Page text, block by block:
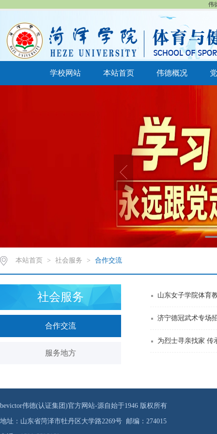
伟
学校网站 本站首页 伟德概况
本站首页 > 社会服务 > 合作交流
社会服务
合作交流
服务地方
山东女子学院体育
济宁德冠武术专场
为烈士寻亲找家
bevictor伟德(认证集团)官方网站-源自始于1946 版权所有
地址：山东省菏泽市牡丹区大学路2269号 邮编：274015